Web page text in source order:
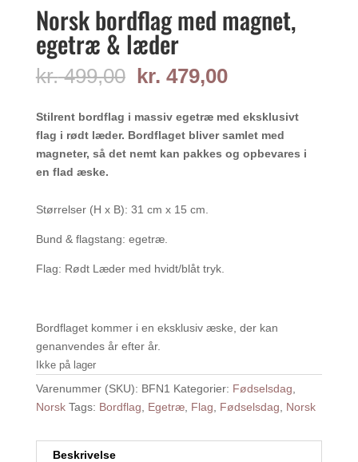
Norsk bordflag med magnet,
egetræ & læder
kr.499,00 Den
oprindelige
pris
var:
kr. 499,00.
kr. 479,00Den
pris
er:
kr. 479,00.
Stilrent bordflag i massiv egetræ med eksklusivt
flag i rødt læder. Bordflaget bliver samlet med
magneter, så det nemt kan pakkes og opbevares i
en flad æske.
Størrelser (H x B): 31 cm x 15 cm.
Bund & flagstang: egetræ.
Flag: Rødt Læder med hvidt/blåt tryk.
Bordflaget kommer i en eksklusiv æske, der kan
genanvendes år efter år.
Ikke på lager
Varenummer (SKU): BFN1 Kategorier: Fødselsdag
Norsk Tags: Bordflag Egetræ, Flag Fødselsdag Norsk
Beskrivelse